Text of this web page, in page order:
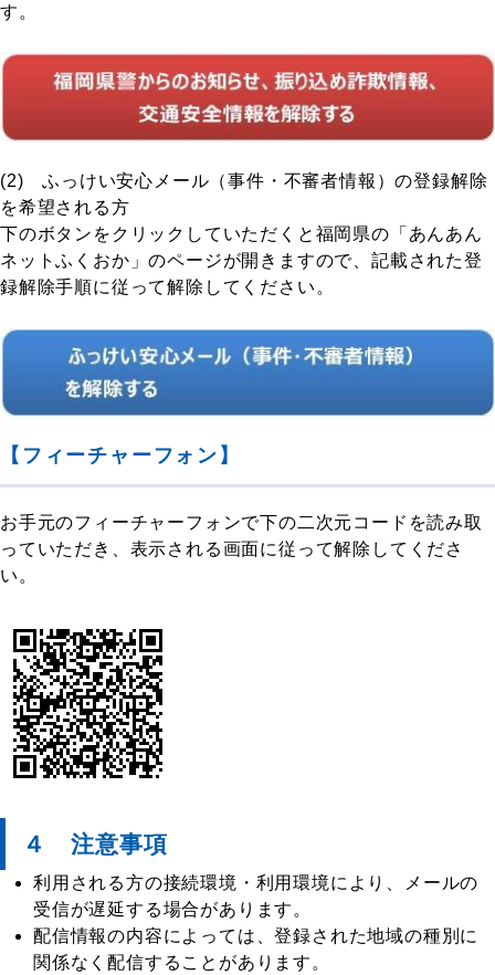
す。
(2) ふっけい安心メール（事件・不審者情報）の登録解除
を希望される方
下のボタンをクリックしていただくと福岡県の「あんあん
ネットふくおか」のページが開きますので、記載された登
録解除手順に従って解除してください。
【フィーチャーフォン】
お手元のフィーチャーフォンで下の二次元コードを読み取
っていただき、表示される画面に従って解除してくださ
い。
４ 注意事項
利用される方の接続環境・利用環境により、メールの
受信が遅延する場合があります。
配信情報の内容によっては、登録された地域の種別に
関係なく配信することがあります。